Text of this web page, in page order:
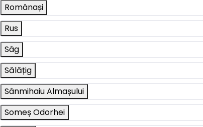
Românași
Rus
Sâg
Sălățig
Sânmihaiu Almașului
Someș Odorhei